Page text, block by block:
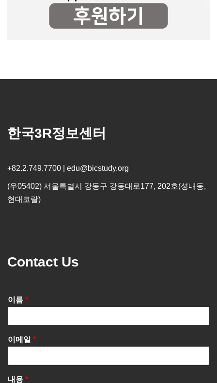
한국3R정보센터
+82.2.749.7700 | edu@bicstudy.org
(우05402) 서울특별시 강동구 강동대로177, 202호(성내동,
현대코랄)
Contact Us
이름 *
이메일 *
내용 *